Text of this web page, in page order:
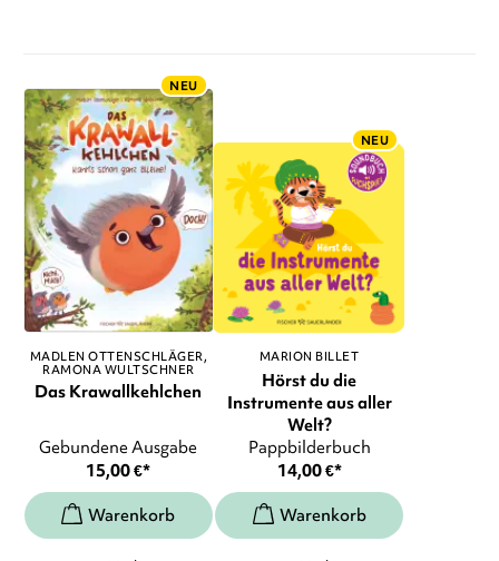
NEU
MADLEN OTTENSCHLÄGER
RAMONA WULTSCHNER
Das Krawallkehlchen
Gebundene Ausgabe
15,00€*
NEU
MARION BILLET
Hörst du die
Instrumente aus aller
Welt?
Pappbilderbuch
14,00€*